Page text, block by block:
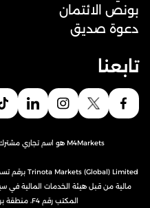
بونص الائتمان
دعوة صديق
تابعنا
M4Markets هو اسم تجاري مشترك لمجموعة من الكيانات بما في ذلك:
المكتب رقم F4، منطقة بروفيدانس 18، ماهي، سيشيل.